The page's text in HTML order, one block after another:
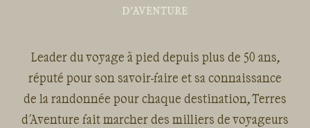
Leader du voyage à pied depuis plus de 50 ans,
réputé pour son savoir-faire et sa connaissance
de la randonnée pour chaque destination, Terres
d'Aventure fait marcher des milliers de voyageurs